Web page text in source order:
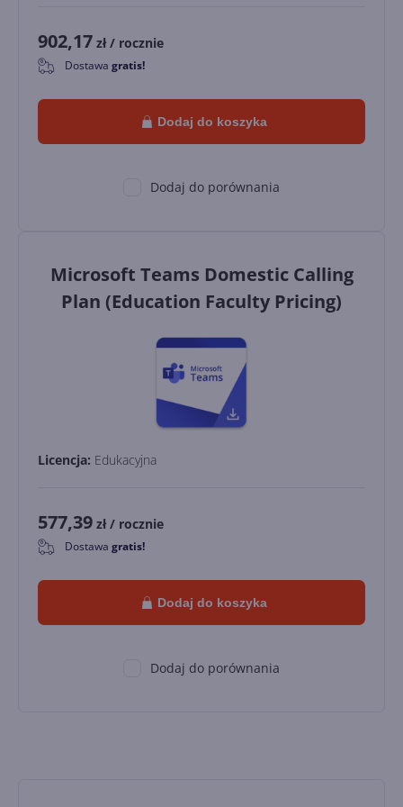
902,17 zł / rocznie
0 Dostawa gratis!
Dodaj do koszyka
Dodaj do porównania
Microsoft Teams Domestic Calling
Plan (Education Faculty Pricing)
Licencja: Edukacyjna
577,39 zł / rocznie
0 Dostawa gratis!
Dodaj do koszyka
Dodaj do porównania